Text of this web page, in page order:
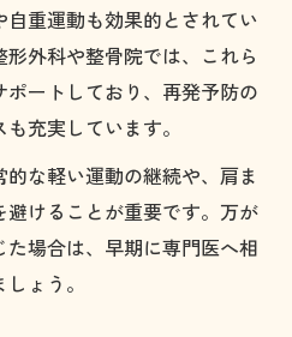
重運動も効果的とされてい
外科や整骨院では、これら
ートしており、再発予防の
充実しています。
な軽い運動の継続や、肩ま
けることが重要です。万が
場合は、早期に専門医へ相
ょう。